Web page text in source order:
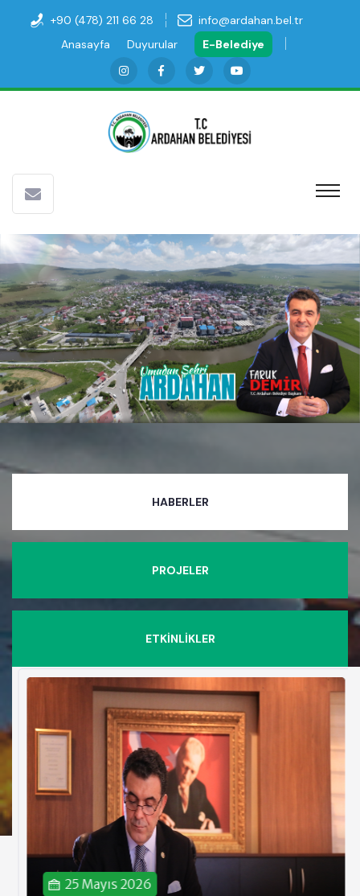
+90 (478) 211 66 28
info@ardahan.bel.tr
Anasayfa
Duyurular E-Belediye
HABERLER
PROJELER
ETKİNLİKLER
25 Mayıs 2026